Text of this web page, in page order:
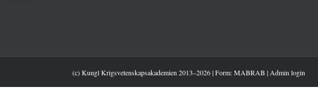
(c) Kungl Krigsvetenskapsakademien 2013–2026 | Form:MABRAB | Admin login